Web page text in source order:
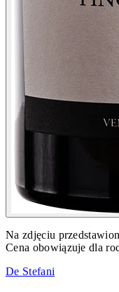
Na zdjęciu
Cena obowiązuje dla
De Stefani